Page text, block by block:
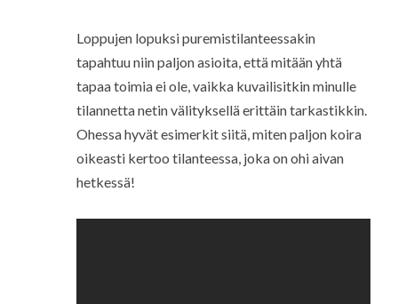
Loppujen lopuksi puremistilanteessakin
tapahtuu niin paljon asioita, että mitään yhtä
tapaa toimia ei ole, vaikka kuvailisitkin minulle
tilannetta netin välityksellä erittäin tarkastikkin.
Ohessa hyvät esimerkit siitä, miten paljon koira
oikeasti kertoo tilanteessa, joka on ohi aivan
hetkessä!